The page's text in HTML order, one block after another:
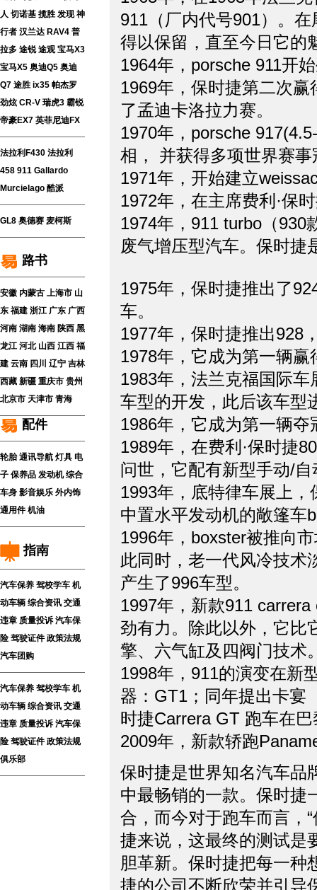
人 切诺基 揽胜 发现 神
行者 汉兰达 RAV4 普
拉多 途锐 途观 宝马X3
宝马X5 奥迪Q5 奥迪
Q7 途胜 ix35 帕杰罗
劲炫 CR-V 瑞虎3 霸锐
帝豪EX7 英菲尼迪FX
法拉利F430 法拉利
458 911 Gallardo
Murcielago 酷派
GL8 奥德赛 麦柯斯
路书
安徽 内蒙古 上海市 山
东 福建 浙江 广东 广西
河南 湖南 海南 陕西 黑
龙江 河北 山西 江西 福
建 云南 四川 辽宁 吉林
西藏 新疆 重庆市 贵州
北京市 天津市 青海
配件
轮胎 通讯导航 灯具 电
子 保养品 发动机 综合
车身 影音娱乐 外内饰
通用件 机油
指南
汽车保养 驾校学车 机
动车辆 综合资讯 交通
违章 质量投诉 汽车保
险 驾驶证件 政策法规
汽车团购
汽车保养 驾校学车 机
动车辆 综合资讯 交通
违章 质量投诉 汽车保
险 驾驶证件 政策法规
俱乐部
911（厂内代号901）。
得以保留，直至今日
1964年，porsche 911
1969年，保时捷第二次
了孟迪卡洛拉力赛。
1970年，porsche
相， 并获得多项世界
1971年，开始建立
1972年，在主席费利·
1974年，911 turbo（930
废气增压型汽车。保时捷
1975年，保时捷推出了
车。
1977年，保时捷推出928
1978年，它成为第一辆
1983年，法兰克福国际车
车型的开发，此后该
1986年，它成为第一
1989年，在费利·保时捷
问世，它配有新型手
1993年，底特律车展上
中置水平发动机的敞
1996年，boxster被推向
此同时，老一代风冷技术
产生了996车型。
1997年，新款911
劲有力。除此以外，它比
擎、六气缸及四阀门
1998年，911的演变在新
器：GT1；同年提出卡
时捷Carrera GT 跑车
2009年，新款轿跑
保时捷是世界知名汽车品
中最畅销的一款。保时捷
合，而今对于跑车而言，
捷来说，这最终的测试是
胆革新。保时捷把每一种
捷的公司不断欣荣并引导